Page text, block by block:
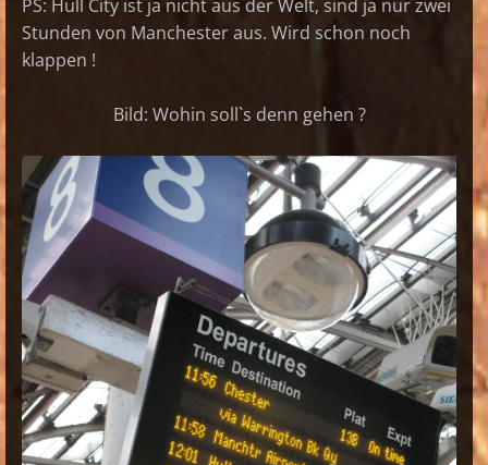
PS: Hull City ist ja nicht aus der Welt, sind ja nur zwei
Stunden von Manchester aus. Wird schon noch
klappen !
Bild: Wohin soll`s denn gehen ?